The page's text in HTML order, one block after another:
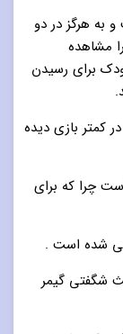
به هرگز در دو
مشاهده
برای رسیدن
کمتر بازی دیده
چرا که برای
شگفتی گیمر